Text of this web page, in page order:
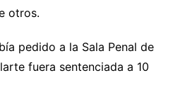
otros.
pedido a la Sala Penal de
fuera sentenciada a 10